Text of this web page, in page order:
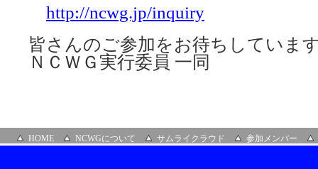
http://ncwg.jp/inquiry
皆さんのご参加をお待ちしていま
ＮＣＷＧ実行委員 一同
HOME NCWGについて サムライクラウド 参加メンバー